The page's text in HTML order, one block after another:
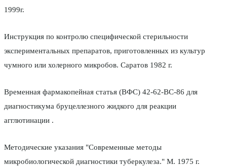
1999г.
Инструкция по контролю специфической стерильности
экспериментальных препаратов, приготовленных из культур
чумного или холерного микробов. Саратов 1982 г.
Временная фармакопейная статья (ВФС) 42-62-ВС-86 для
диагностикума бруцеллезного жидкого для реакции
агглютинации .
Методические указания "Современные методы
микробиологической диагностики туберкулеза." М. 1975 г.